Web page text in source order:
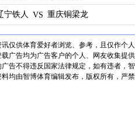
宁铁人 VS 重庆铜梁龙
讯仅供体育爱好者浏览、参考，且仅作个
广告均为广告客户的个人、网友收集提
广告不得违反国家法律规定，如有违者，
均由智博体育编辑发布，版权所有，严